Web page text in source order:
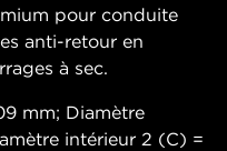
pour conduite
anti-retour en
à sec.
mm; Diamètre
intérieur 2 (C) =